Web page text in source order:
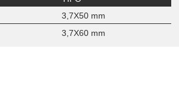
3,7X50 mm
3,7X60 mm